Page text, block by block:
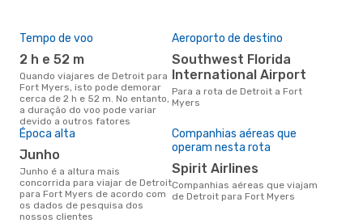
Tempo de voo
2 h e 52 m
Quando viajares de Detroit para
Fort Myers, isto pode demorar
cerca de 2 h e 52 m. No entanto,
a duração do voo pode variar
devido a outros fatores
Aeroporto de destino
Southwest Florida
International Airport
Para a rota de Detroit a Fort
Myers
Época alta
junho
junho é a altura mais
concorrida para viajar de Detroit
para Fort Myers de acordo com
os dados de pesquisa dos
nossos clientes
Companhias aéreas que
operam nesta rota
Spirit Airlines
Companhias aéreas que viajam
de Detroit para Fort Myers